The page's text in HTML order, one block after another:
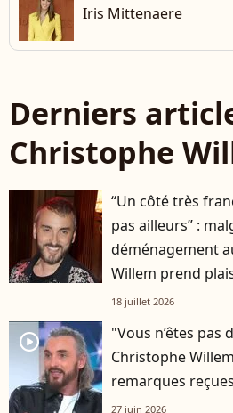
Iris Mittenaere
Derniers
Christophe
“Un côté très
pas ailleurs” :
déménagement
Willem prend
petit coin de
18 juillet 2026
player2
"Vous n’êtes pas
Christophe
remarques
27 juin 2026